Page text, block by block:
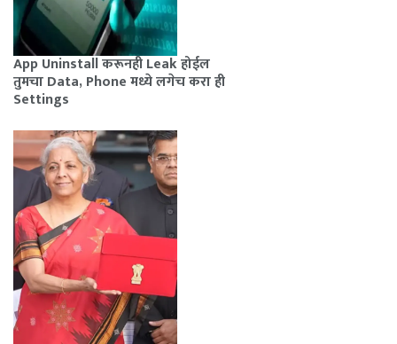
App Uninstall करूनही Leak होईल
तुमचा Data, Phone मध्ये लगेच करा ही
Settings